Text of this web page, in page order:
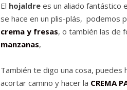
El hojaldre es un aliado fantástico
se hace en un plis-plás, podemos
crema y fresas, o también las de
manzanas,
También te digo una cosa, puedes
acortar camino y hacer la CREMA